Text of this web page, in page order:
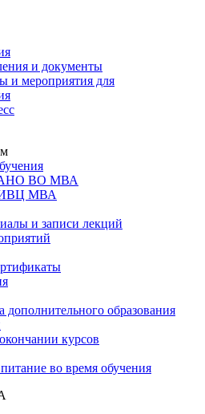
и документы
и мероприятия для
АНО ВО МВА
ИВЦ МВА
и записи лекций
дополнительного образования
курсов
во время обучения